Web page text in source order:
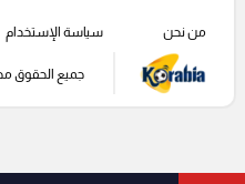
من نحن سياسة الإستخدام
جميع الحقوق